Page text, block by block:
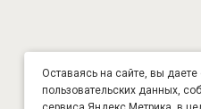
Оставаясь на сайте, вы
пользовательских данных,